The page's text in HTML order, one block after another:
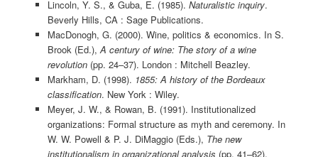
Lincoln, Y. S., & Guba, E. (1985). Naturalistic inquiry.
Beverly Hills, CA : Sage Publications.
MacDonogh, G. (2000). Wine, politics & economics. In S.
Brook (Ed.),A century of wine: The story of a wine
revolution(pp. 24–37). London : Mitchell Beazley.
Markham, D. (1998). 1855: A history of the Bordeaux
classification. New York : Wiley.
Meyer, J. W., & Rowan, B. (1991). Institutionalized
organizations: Formal structure as myth and ceremony. In
W. W. Powell & P. J. DiMaggio (Eds.), The new
institutionalism in organizational analysis (pp. 41–62).